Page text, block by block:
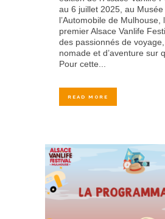
au 6 juillet 2025, au
l’Automobile de Mulhouse,
premier Alsace Vanlife
des passionnés de
nomade et d’aventure sur
Pour cette...
READ MORE